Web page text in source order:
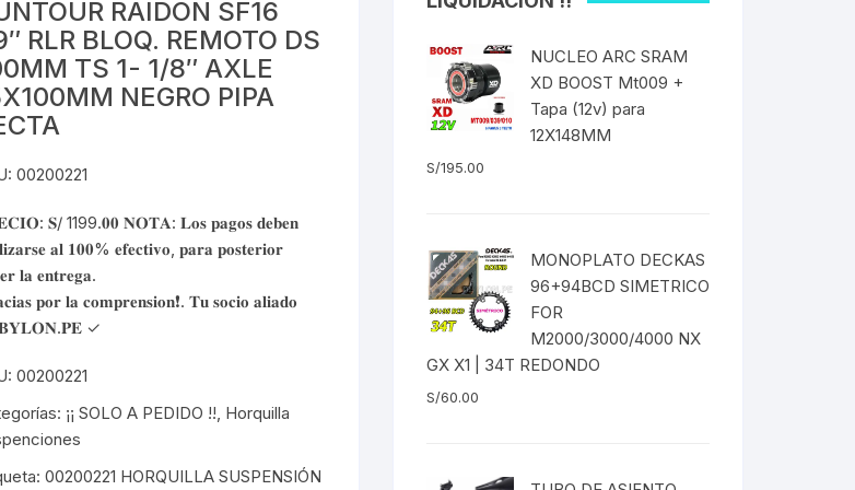
Cinta Tubeless
Liquido Tubeless
Gps
&
para Ciclistas Gafas de Mica Fija
Gafas de Lunas
Intercambiables
de Ciclismo
de Ciclismo
BRACKET DUB/BSA
EXTRACTOR DE
CATALINA/BIELAS
EXTRACTOR DE MISSING
LINK CANDADOS
EXTRACTOR DE PEDAL
EXTRACTOR DE PIÑON
FRENOS HIDRAULICOS
JUEGO DE LLAVES
ALLEN/TORX
KIT DE LIMPIA CADENAS /
CHASIS
KIT REPARADOR TUBELESS
LLAVES PARA CABLEADO
INTERNO
LLAVE DE NIPLES RADIOS
RAIDON SF16
RLR BLOQ. REMOTO DS
TS 1- 1/8″ AXLE
NEGRO PIPA
00200221
𝐒/ 1199.𝟎𝟎 𝐍𝐎𝐓𝐀: 𝐋𝐨𝐬 𝐩𝐚𝐠𝐨𝐬 𝐝𝐞𝐛𝐞𝐧
𝐚𝐥 𝟏𝟎𝟎% 𝐞𝐟𝐞𝐜𝐭𝐢𝐯𝐨, 𝐩𝐚𝐫𝐚 𝐩𝐨𝐬𝐭𝐞𝐫𝐢𝐨𝐫
𝐥𝐚 𝐞𝐧𝐭𝐫𝐞𝐠𝐚.
𝐩𝐨𝐫 𝐥𝐚 𝐜𝐨𝐦𝐩𝐫𝐞𝐧𝐬𝐢𝐨𝐧❗. 𝐓𝐮 𝐬𝐨𝐜𝐢𝐨 𝐚𝐥𝐢𝐚𝐝𝐨
✓
00200221
¡¡ SOLO A PEDIDO !!, Horquilla
00200221 HORQUILLA SUSPENSIÓN
NUCLEO ARC SRAM
XD BOOST Mt009 +
Tapa (12v) para
12X148MM
S/195.00
MONOPLATO DECKAS
96+94BCD SIMETRICO
FOR
M2000/3000/4000 NX
GX X1 | 34T REDONDO
S/60.00